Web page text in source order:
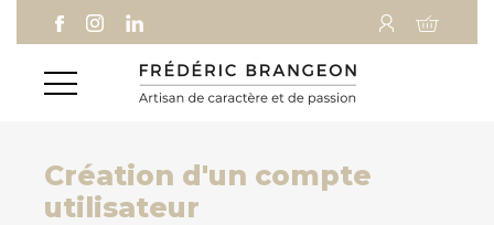
au
Aller au
contenu
Aller à la
recherche
Création d'un compte
utilisateur